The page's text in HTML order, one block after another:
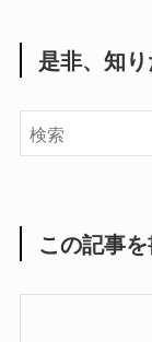
是非、知
この記事